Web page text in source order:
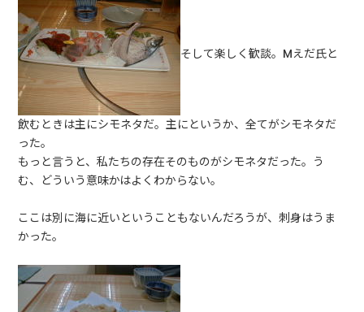
そして楽しく歓談。Mえだ氏と
飲むときは主にシモネタだ。主にというか、全てがシモネタだ
った。
もっと言うと、私たちの存在そのものがシモネタだった。う
む、どういう意味かはよくわからない。
ここは別に海に近いということもないんだろうが、刺身はうま
かった。